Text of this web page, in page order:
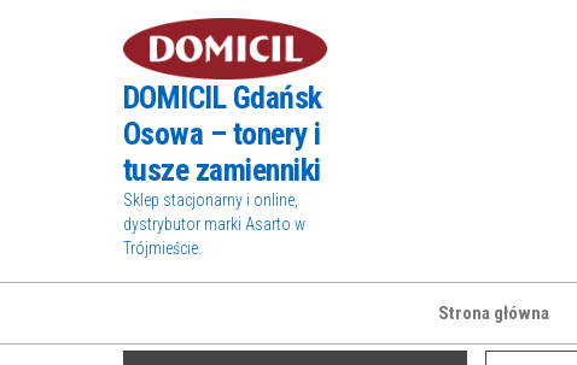
DOMICIL Gdańsk
Osowa – tonery i
tusze zamienniki
Sklep stacjonarny i online,
dystrybutor marki Asarto w
Trójmieście.
Strona główna